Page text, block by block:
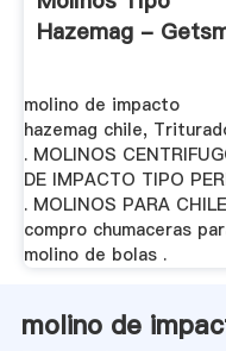
Hazemag -
molino de impacto
hazemag chile,
. MOLINOS
DE IMPACTO TIPO
. MOLINOS PARA
compro chumaceras
molino de bolas .
molino de